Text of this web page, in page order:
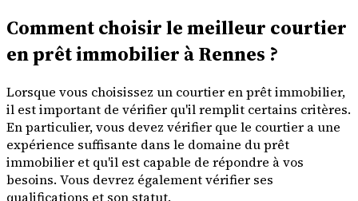
Comment choisir le meilleur courtier
en prêt immobilier à Rennes ?
Lorsque vous choisissez un courtier en prêt immobilier,
il est important de vérifier qu'il remplit certains critères.
En particulier, vous devez vérifier que le courtier a une
expérience suffisante dans le domaine du prêt
immobilier et qu'il est capable de répondre à vos
besoins. Vous devrez également vérifier ses
qualifications et son statut.